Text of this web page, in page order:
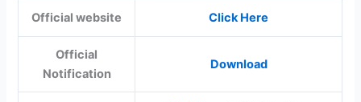
Official website
Click Here
Official
Notification
Download